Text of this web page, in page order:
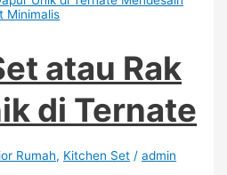
atau Rak
di Ternate
Rumah, Kitchen Set /admin